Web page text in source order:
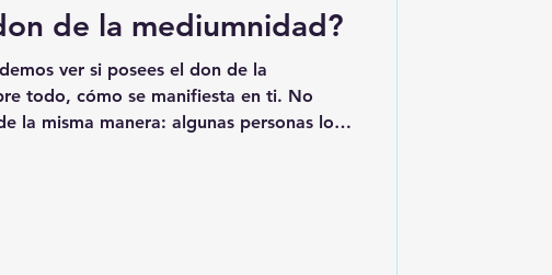
de la mediumnidad?
ver si posees el don de la
la misma manera: algunas personas lo